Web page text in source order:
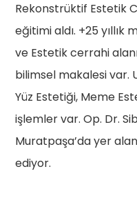
Rekonstrüktif Estetik
eğitimi aldı. +25 yıllık
ve Estetik cerrahi
bilimsel makalesi var.
Yüz Estetiği, Meme
işlemler var. Op. Dr.
Muratpaşa’da yer
ediyor.